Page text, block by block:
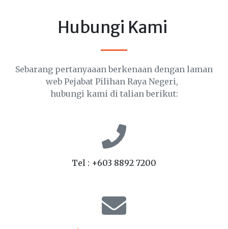
Hubungi Kami
Sebarang pertanyaaan berkenaan dengan laman
web Pejabat Pilihan Raya Negeri,
hubungi kami di talian berikut:
Tel : +603 8892 7200